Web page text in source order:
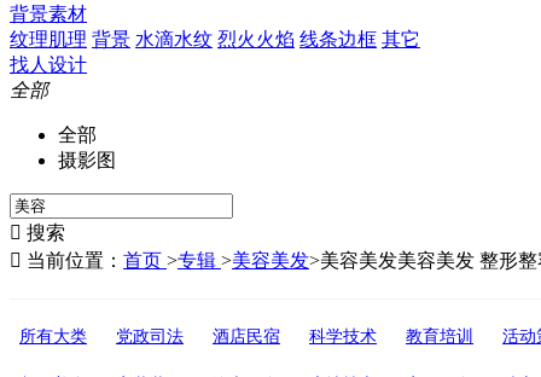
背景素材
纹理肌理 背景 水滴水纹 烈火火焰 线条边框 其它
找人设计
全部
全部
摄影图
 搜索
 当前位置： 首页 >专辑 >美容美发>美容美发美容美发 整形整
所有大类 党政司法 酒店民宿 科学技术 教育培训 活动